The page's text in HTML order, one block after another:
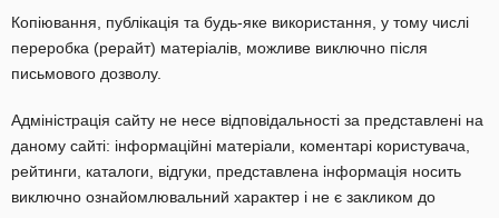
Копіювання, публікація та будь-яке використання, у тому числі
переробка (рерайт) матеріалів, можливе виключно після
письмового дозволу.
Адміністрація сайту не несе відповідальності за представлені на
даному сайті: інформаційні матеріали, коментарі користувача,
рейтинги, каталоги, відгуки, представлена інформація носить
виключно ознайомлювальний характер і не є закликом до